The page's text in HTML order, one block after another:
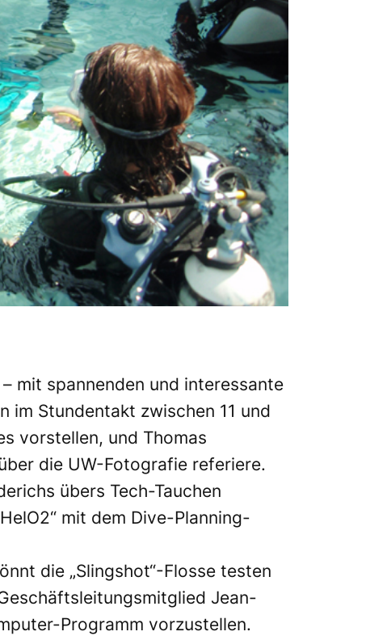
mit spannenden und interessante
im Stundentakt zwischen 11 und
vorstellen, und Thomas
die UW-Fotografie referiere.
übers Tech-Tauchen
mit dem Dive-Planning-
die „Slingshot“-Flosse testen
Jean-
Programm vorzustellen.